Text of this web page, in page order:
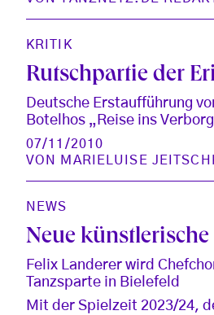
KRITIK
Rutschpartie der
Deutsche Erstaufführung
Botelhos „Reise ins
07/11/2010
VON MARIELUISE
NEWS
Neue
Felix Landerer wird
Tanzsparte in Bielefeld
Mit der Spielzeit 2023/24,